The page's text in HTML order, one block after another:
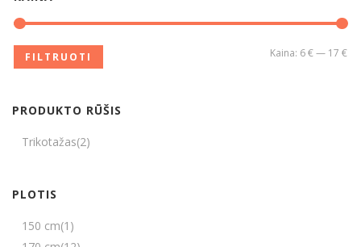
FILTRUOTI Kaina: 6 €— 17 €
PRODUKTO RŪŠIS
Trikotažas(2)
PLOTIS
150 cm(1)